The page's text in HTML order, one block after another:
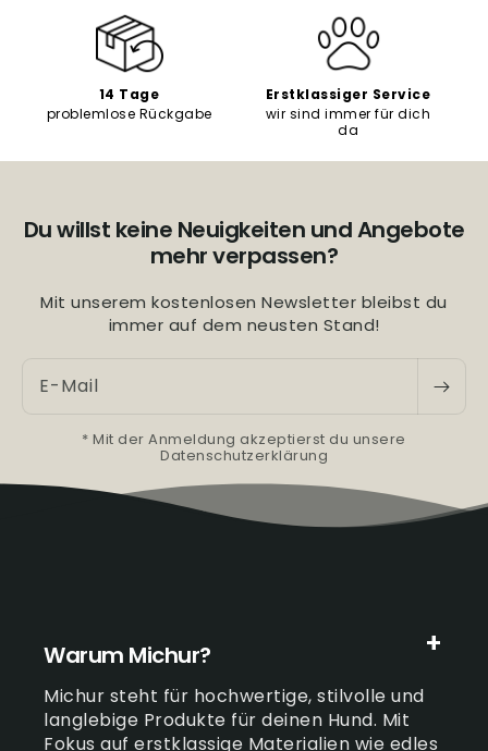
14 Tage
problemlose Rückgabe
Erstklassiger Service
wir sind immer für dich
da
Du willst keine Neuigkeiten und Angebote
mehr verpassen?
Mit unserem kostenlosen Newsletter bleibst du
immer auf dem neusten Stand!
E-Mail
* Mit der Anmeldung akzeptierst du unsere
Datenschutzerklärung
Warum Michur?
Michur steht für hochwertige, stilvolle und
langlebige Produkte für deinen Hund. Mit
Fokus auf erstklassige Materialien wie edles